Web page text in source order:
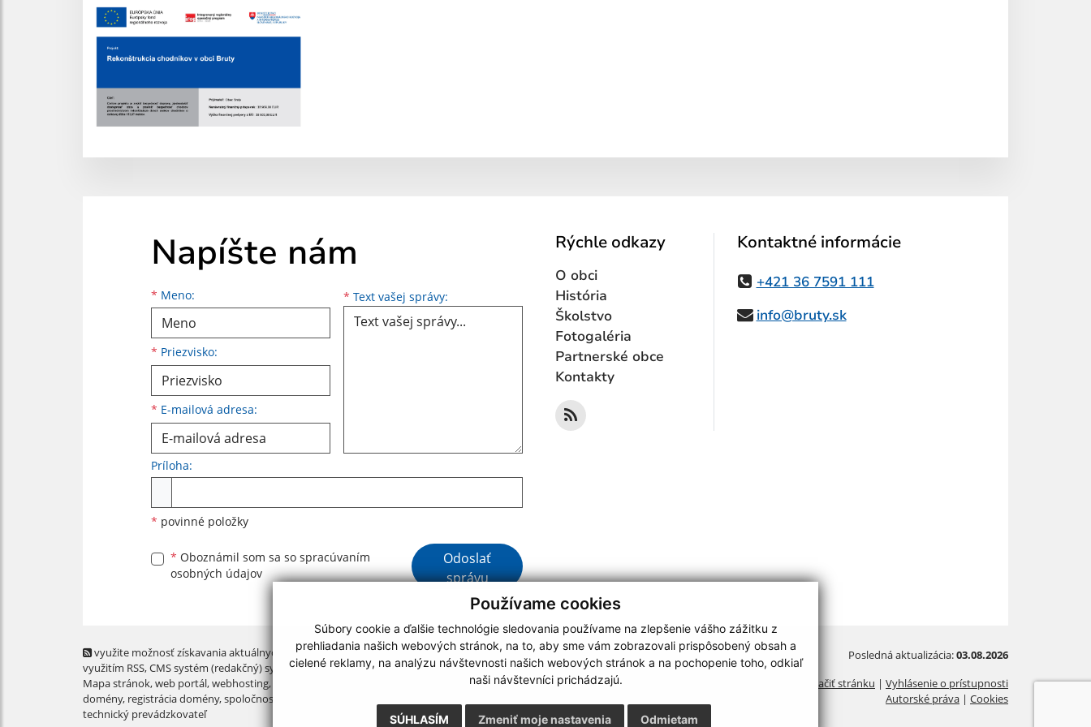
Používame cookies
Súbory cookie a ďalšie technológie sledovania používame na zlepšenie vášho zážitku z
prehliadania našich webových stránok, na to, aby sme vám zobrazovali prispôsobený obsah a
cielené reklamy, na analýzu návštevnosti našich webových stránok a na pochopenie toho, odkiaľ
naši návštevníci prichádzajú.
SÚHLASÍM Odmietam
Zmeniť moje nastavenia
Napíšte nám
* Meno:
Meno
* Priezvisko:
Priezvisko
* E-mailová adresa:
E-mailová adresa * Text vašej správy: Text vašej správy...
Príloha:
* povinné položky
* Oboznámil som sa so spracúvaním
osobných údajov
Google reCaptcha Response
Odoslať
správu
Rýchle odkazy
O obci
História
Školstvo
Fotogaléria
Partnerské obce
Kontakty
Kontaktné informácie
+421 36 7591 111
info@bruty.sk
využite možnosť získavania aktuálnych informácií s
využitím RSS, CMS systém (redakčný) systém ECHELON 2,
Mapa stránok,web portál,webhosting,
domény, registrácia domény,spoločnosť webex.digital, s.r.o.
technický prevádzkovateľ
Posledná aktualizácia:03.08.2026
Vytlačiť stránku | Vyhlásenie o prístupnosti
Autorské práva | Cookies
webdesign|